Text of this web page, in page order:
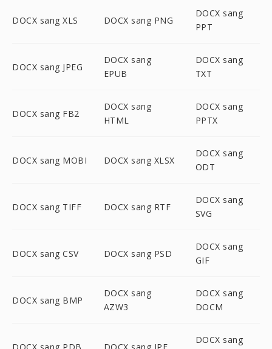
DOCX sang XLS DOCX sang PNG
DOCX sang
PPT
DOCX sang JPEG
DOCX sang
EPUB
DOCX sang
TXT
DOCX sang FB2
DOCX sang
HTML
DOCX sang
PPTX
DOCX sang MOBI DOCX sang XLSX
DOCX sang
ODT
DOCX sang TIFF DOCX sang RTF
DOCX sang
SVG
DOCX sang CSV DOCX sang PSD
DOCX sang
GIF
DOCX sang BMP
DOCX sang
AZW3
DOCX sang
DOCM
DOCX sang PDB DOCX sang JPE
DOCX sang